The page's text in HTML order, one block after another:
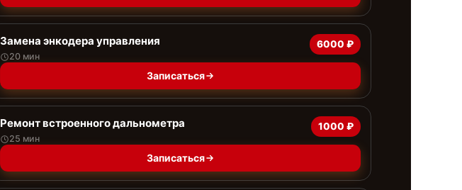
Замена энкодера управления
20 мин
6000 ₽
Записаться
Ремонт встроенного дальнометра
25 мин
1000 ₽
Записаться